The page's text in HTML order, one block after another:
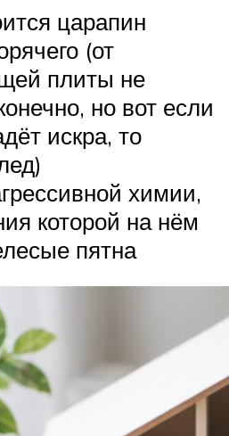
царапин
(от
плиты не
но вот если
искра, то
химии,
которой на нём
пятна